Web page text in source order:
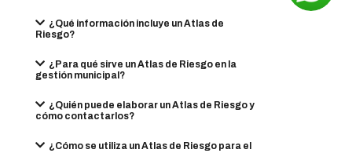
¿Qué información incluye un Atlas de
Riesgo?
¿Para qué sirve un Atlas de Riesgo en la
gestión municipal?
¿Quién puede elaborar un Atlas de Riesgo y
cómo contactarlos?
¿Cómo se utiliza un Atlas de Riesgo para el